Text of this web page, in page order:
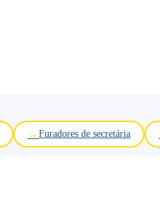
Furadores de secretária